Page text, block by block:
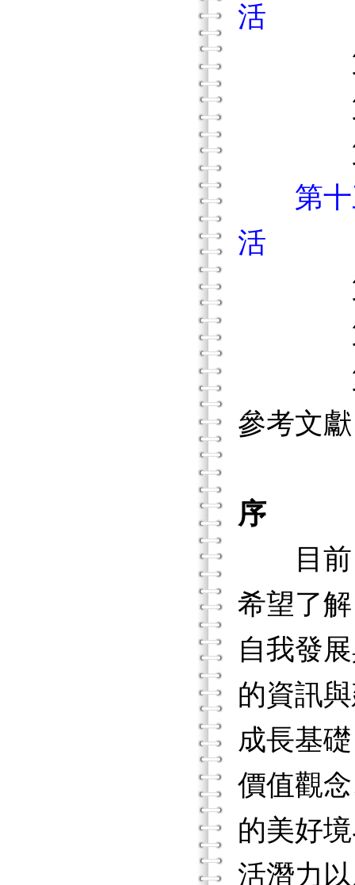
活
第一
第二
第三
第
活
第一
第二
第三
參考文獻
序
目前，
希望了
自我發
的資訊
成長基
價值觀
的美好
活潛力